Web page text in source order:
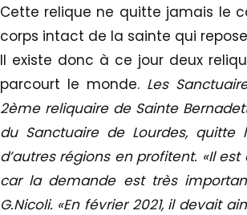
Cette relique ne quitte jamais le
corps intact de la sainte qui
Il existe donc à ce jour deux
parcourt le monde. Les
2ème reliquaire de Sainte
du Sanctuaire de Lourdes,
d’autres régions en profitent. «Il est
car la demande est très
G.Nicoli. «En février 2021, il devait